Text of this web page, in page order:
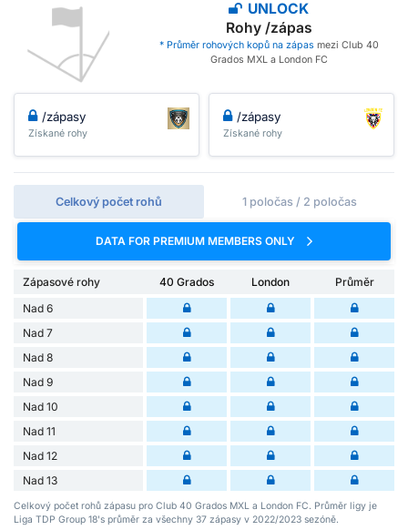
UNLOCK
Rohy /zápas
* Průměr rohových kopů na zápas mezi Club 40
Grados MXL a London FC
/zápasy
Získané rohy
/zápasy
Získané rohy
Celkový počet rohů 1 poločas / 2 poločas
DATA FOR PREMIUM MEMBERS ONLY
Zápasové rohy 40 Grados London
Průměr
Nad 6
Nad 7
Nad 8
Nad 9
Nad 10
Nad 11
Nad 12
Nad 13
Celkový počet rohů zápasu pro Club 40 Grados MXL a London FC. Průměr ligy je
Liga TDP Group 18's průměr za všechny 37 zápasy v 2022/2023 sezóně.